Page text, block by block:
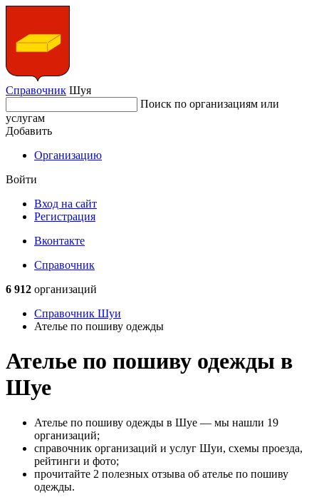
Справочник Шуя
Поиск по организациям или
услугам
Добавить
Организацию
Войти
Вход на сайт
Регистрация
Вконтакте
Справочник
6 912 организаций
Справочник Шуи
Ателье по пошиву одежды
Ателье по пошиву одежды в
Шуе
Ателье по пошиву одежды в Шуе — мы нашли 19
организаций;
справочник организаций и услуг Шуи, схемы проезда,
рейтинги и фото;
прочитайте 2 полезных отзыва об ателье по пошиву
одежды.